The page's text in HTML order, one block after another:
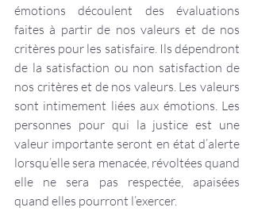
émotions découlent des évaluations
faites à partir de nos valeurs et de nos
critères pour les satisfaire. Ils dépendront
de la satisfaction ou non satisfaction de
nos critères et de nos valeurs. Les valeurs
sont intimement liées aux émotions. Les
personnes pour qui la justice est une
valeur importante seront en état d’alerte
lorsqu’elle sera menacée, révoltées quand
elle ne sera pas respectée, apaisées
quand elles pourront l’exercer.